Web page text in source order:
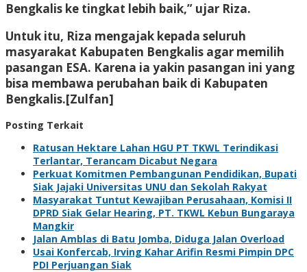
Bengkalis ke tingkat lebih baik,” ujar Riza.
Untuk itu, Riza mengajak kepada seluruh
masyarakat Kabupaten Bengkalis agar memilih
pasangan ESA. Karena ia yakin pasangan ini yang
bisa membawa perubahan baik di Kabupaten
Bengkalis.[Zulfan]
Posting Terkait
Ratusan Hektare Lahan HGU PT TKWL Terindikasi
Terlantar, Terancam Dicabut Negara
Perkuat Komitmen Pembangunan Pendidikan, Bupati
Siak Jajaki Universitas UNU dan Sekolah Rakyat
Masyarakat Tuntut Kewajiban Perusahaan, Komisi II
DPRD Siak Gelar Hearing, PT. TKWL Kebun Bungaraya
Mangkir
Jalan Amblas di Batu Jomba, Diduga Jalan Overload
Usai Konfercab, Irving Kahar Arifin Resmi Pimpin DPC
PDI Perjuangan Siak